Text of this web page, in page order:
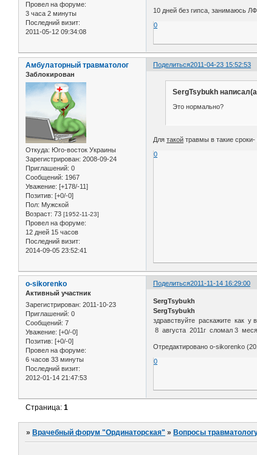
Провел на форуме:
3 часа 2 минуты
Последний визит:
2011-05-12 09:34:08
10 дней без гипса, занимаюсь
0
Поделиться2011-04-23 15:52:53
Амбулаторный травматолог
Заблокирован
Откуда: Юго-восток Украины
Зарегистрирован: 2008-09-24
Приглашений: 0
Сообщений: 1967
Уважение: [+178/-11]
Позитив: [+0/-0]
Пол: Мужской
Возраст: 73 [1952-11-23]
Провел на форуме:
12 дней 15 часов
Последний визит:
2014-09-05 23:52:41
SergTsybukh
Это нормально?
Длятакой травмы в такие сроки-
0
Поделиться2011-11-14 16:29:00
o-sikorenko
Активный участник
Зарегистрирован: 2011-10-23
Приглашений: 0
Сообщений: 7
Уважение: [+0/-0]
Позитив: [+0/-0]
Провел на форуме:
6 часов 33 минуты
Последний визит:
2012-01-14 21:47:53
SergTsybukh
SergTsybukh
здравствуйте раскажите как
8 августа 2011г сломал 3
Отредактировано o-sikorenko
0
Страница:1
» Врачебный форум "Ординаторская" » Вопросы